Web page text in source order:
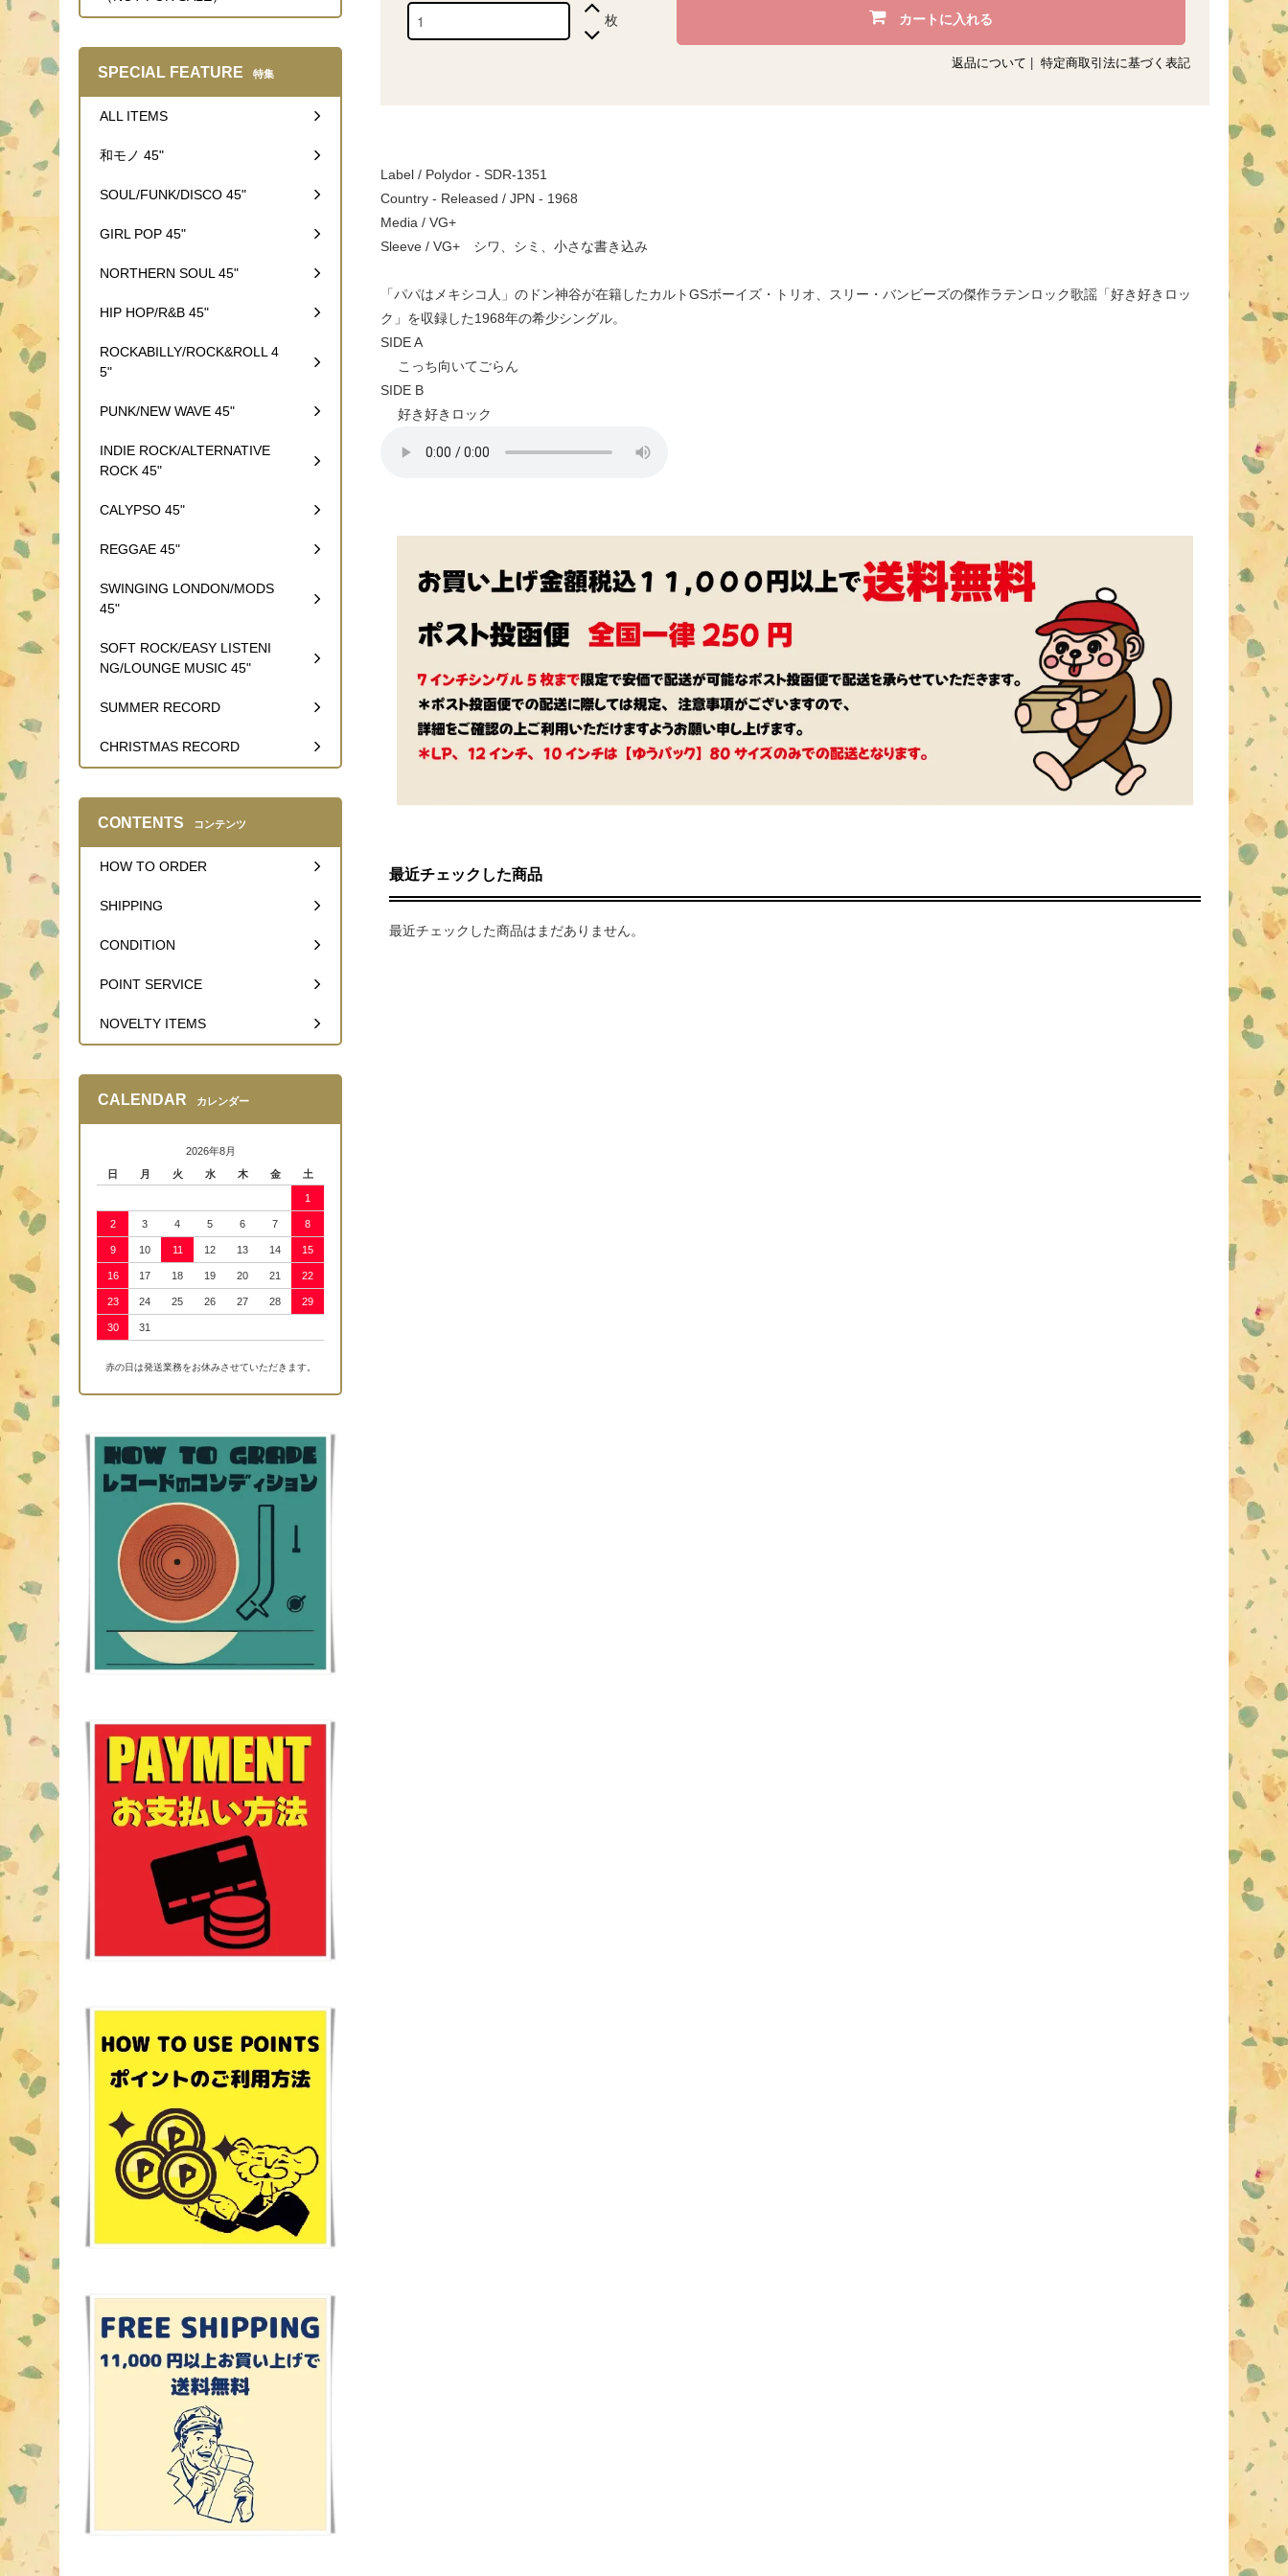
枚 カートに入れる
返品について 特定商取引法に基づく表記
Label / Polydor - SDR-1351
Country - Released / JPN - 1968
Media / VG+
Sleeve / VG+ シワ、シミ、小さな書き込み
「パパはメキシコ人」のドン神谷が在籍したカルトGSボーイズ・トリオ、スリー・バンビーズの傑作ラテンロック歌謡「好き好きロッ
ク」を収録した1968年の希少シングル。
SIDE A
こっち向いてごらん
SIDE B
好き好きロック
最近チェックした商品
最近チェックした商品はまだありません。
SPECIAL FEATURE 特集
ALL ITEMS
和モノ 45"
SOUL/FUNK/DISCO 45"
GIRL POP 45"
NORTHERN SOUL 45"
HIP HOP/R&B 45"
ROCKABILLY/ROCK&ROLL 4
5"
PUNK/NEW WAVE 45"
INDIE ROCK/ALTERNATIVE
ROCK 45"
CALYPSO 45"
REGGAE 45"
SWINGING LONDON/MODS
45"
SOFT ROCK/EASY LISTENI
NG/LOUNGE MUSIC 45"
SUMMER RECORD
CHRISTMAS RECORD
CONTENTS コンテンツ
HOW TO ORDER
SHIPPING
CONDITION
POINT SERVICE
NOVELTY ITEMS
CALENDAR カレンダー
2026年8月
日
月 火 水 木 金 土
1
2 3 4 5 6 7 8
9 10 11 12 13 14 15
16 17 18 19 20 21 22
23 24 25 26 27 28 29
30 31
赤の日は発送業務をお休みさせていただきます。